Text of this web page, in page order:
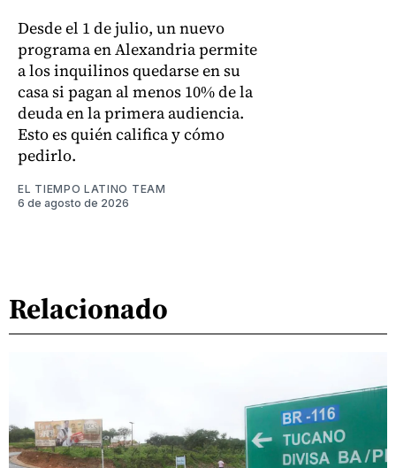
Desde el 1 de julio, un nuevo
programa en Alexandria permite
a los inquilinos quedarse en su
casa si pagan al menos 10% de la
deuda en la primera audiencia.
Esto es quién califica y cómo
pedirlo.
EL TIEMPO LATINO TEAM
6 de agosto de 2026
Relacionado